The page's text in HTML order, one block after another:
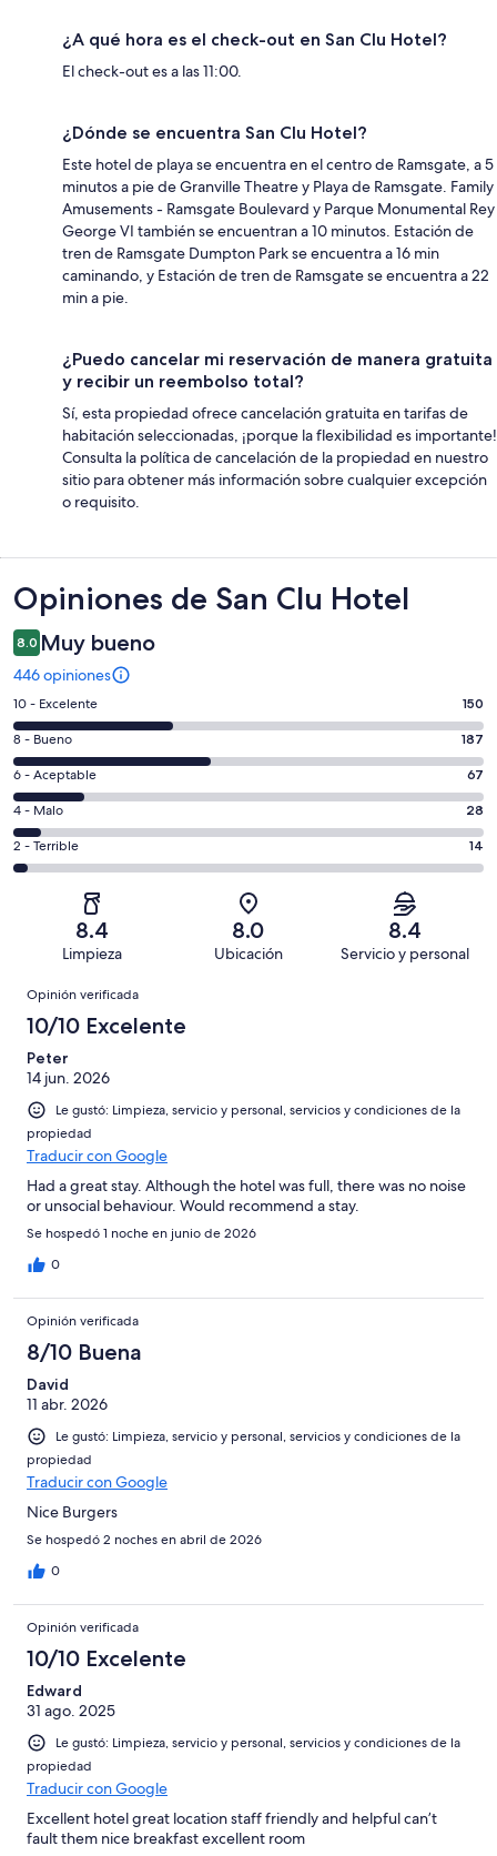
¿A qué hora es el check-out en San Clu Hotel?
El check-out es a las 11:00.
¿Dónde se encuentra San Clu Hotel?
Este hotel de playa se encuentra en el centro de Ramsgate, a 5
minutos a pie de Granville Theatre y Playa de Ramsgate. Family
Amusements - Ramsgate Boulevard y Parque Monumental Rey
George VI también se encuentran a 10 minutos. Estación de
tren de Ramsgate Dumpton Park se encuentra a 16 min
caminando, y Estación de tren de Ramsgate se encuentra a 22
min a pie.
¿Puedo cancelar mi reservación de manera gratuita
y recibir un reembolso total?
Sí, esta propiedad ofrece cancelación gratuita en tarifas de
habitación seleccionadas, ¡porque la flexibilidad es importante!
Consulta la política de cancelación de la propiedad en nuestro
sitio para obtener más información sobre cualquier excepción
o requisito.
Opiniones
Opiniones de San Clu Hotel
8.0 Muy bueno
446 opiniones
Puntuación
de
10,
es
decir,
Excelente.
Basada
en
opiniones
10 - Excelente 150
Puntuación
de
8,
es
decir,
Bueno.
opiniones
8 - Bueno 187
Puntuación
de
6,
es
decir,
Aceptable.
de
446
opiniones
6 - Aceptable 67
Puntuación
de
4,
Basada
28
de
opiniones
4 - Malo 28
Puntuación
de
Terrible.
Basada
de
446
opiniones
2 - Terrible 14
8.4
Limpieza
8.0
Ubicación
8.4
Servicio y personal
Opiniones
Opinión verificada
10/10 Excelente
Peter
14 jun. 2026
Le gustó: Limpieza, servicio y personal, servicios y condiciones de la
propiedad
Traducir con Google
Had a great stay. Although the hotel was full, there was no noise
or unsocial behaviour. Would recommend a stay.
Se hospedó 1 noche en junio de 2026
0
Opinión verificada
8/10 Buena
David
11 abr. 2026
Le gustó: Limpieza, servicio y personal, servicios y condiciones de la
propiedad
Traducir con Google
Nice Burgers
Se hospedó 2 noches en abril de 2026
0
Opinión verificada
10/10 Excelente
Edward
31 ago. 2025
Le gustó: Limpieza, servicio y personal, servicios y condiciones de la
propiedad
Traducir con Google
Excellent hotel great location staff friendly and helpful can’t
fault them nice breakfast excellent room